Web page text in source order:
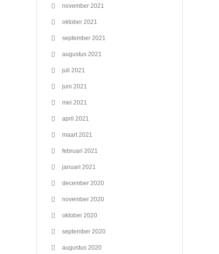
november 2021
oktober 2021
september 2021
augustus 2021
juli 2021
juni 2021
mei 2021
april 2021
maart 2021
februari 2021
januari 2021
december 2020
november 2020
oktober 2020
september 2020
augustus 2020